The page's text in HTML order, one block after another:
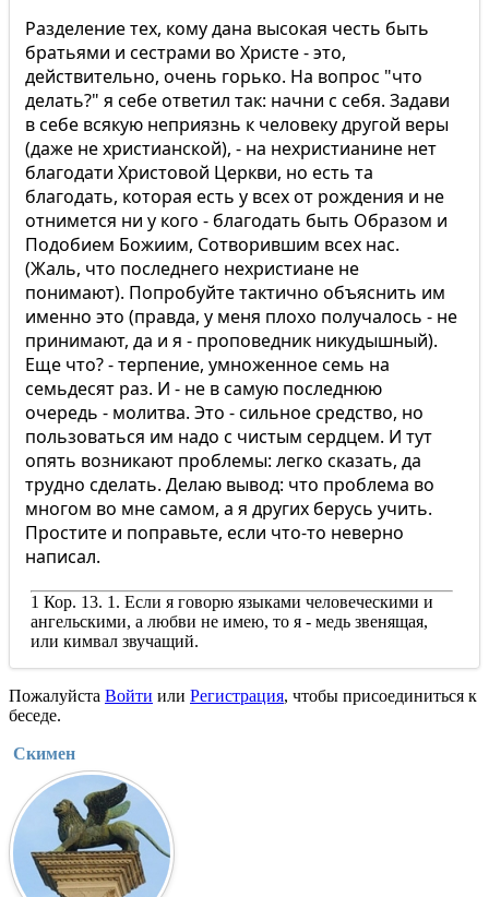
Разделение тех, кому дана высокая честь быть
братьями и сестрами во Христе - это,
действительно, очень горько. На вопрос "что
делать?" я себе ответил так: начни с себя. Задави
в себе всякую неприязнь к человеку другой веры
(даже не христианской), - на нехристианине нет
благодати Христовой Церкви, но есть та
благодать, которая есть у всех от рождения и не
отнимется ни у кого - благодать быть Образом и
Подобием Божиим, Сотворившим всех нас.
(Жаль, что последнего нехристиане не
понимают). Попробуйте тактично объяснить им
именно это (правда, у меня плохо получалось - не
принимают, да и я - проповедник никудышный).
Еще что? - терпение, умноженное семь на
семьдесят раз. И - не в самую последнюю
очередь - молитва. Это - сильное средство, но
пользоваться им надо с чистым сердцем. И тут
опять возникают проблемы: легко сказать, да
трудно сделать. Делаю вывод: что проблема во
многом во мне самом, а я других берусь учить.
Простите и поправьте, если что-то неверно
написал.
1 Кор. 13. 1. Если я говорю языками человеческими и
ангельскими, а любви не имею, то я - медь звенящая,
или кимвал звучащий.
Пожалуйста Войти или Регистрация, чтобы присоединиться к
беседе.
Скимен